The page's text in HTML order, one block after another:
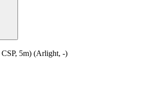
5m) (Arlight, -)